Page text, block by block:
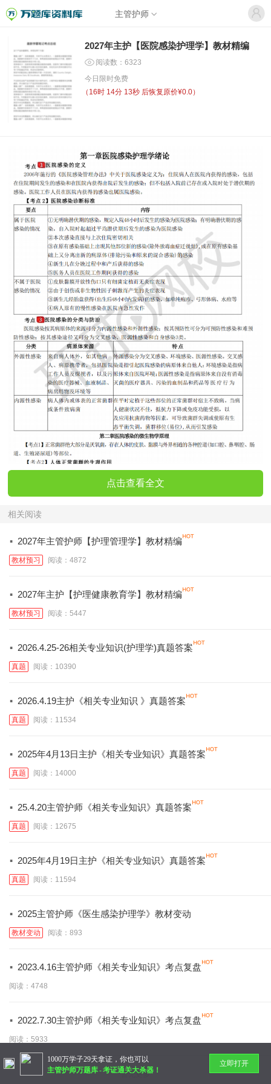
主管护师
2027年主护【医院感染护理学】教材精编
阅读数：6323
今日限时免费
（ 16时 14分 13秒 后恢复原价¥0.0）
点击查看全文
相关阅读
· 2027年主管护师【护理管理学】教材精编
教材预习 阅读：4872
· 2027年主护【护理健康教育学】教材精编
教材预习 阅读：5447
· 2026.4.25-26相关专业知识(护理学)真题答案
真题 阅读：10390
· 2026.4.19主护《相关专业知识 》真题答案
真题 阅读：11534
· 2025年4月13日主护《相关专业知识》真题答案
真题 阅读：14000
· 25.4.20主管护师《相关专业知识》真题答案
真题 阅读：12675
· 2025年4月19日主护《相关专业知识》真题答案
真题 阅读：11594
· 2025主管护师《医生感染护理学》教材变动
教材变动 阅读：893
· 2023.4.16主管护师《相关专业知识》考点复盘
阅读：4748
· 2022.7.30主管护师《相关专业知识》考点复盘
阅读：5933
暂无更多
1000万学子29天拿证，你也可以
主管护师万题库-考证通关大杀器！
立即打开